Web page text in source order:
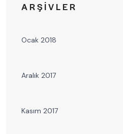
ARŞIVLER
Ocak 2018
Aralık 2017
Kasım 2017